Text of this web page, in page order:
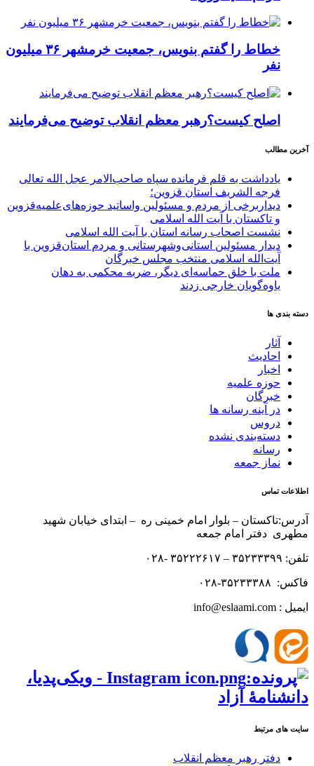
خطاط را گفتم بنویس، جمعیت خرمشهر ۳۶ میلیون
نفر
اصلح کیست؟رهبر معظم انقلاب توضیح می‌فرمایند
آخرین مطالب
یادداشت به قلم فرمانده سپاه صاحب‌الامر عجل الله تعالی
فرجه الشریف استان قزوین؛
دیداربرخی از مردم و مسئولین واساتید حوزه‌های‌علمیه‌قزوین
و تاکستان با آیت الله اسلامی
نشست اصحاب رسانه استان با آیت الله اسلامی
دیدار مسئولین استانی‌وشهرستانی و مردم‌ استان‌قزوین با
آیت‌الله‌ اسلامی منتخب مجلس‌ خبرگان
ملت با خلق حماسه‌ای دیگر، ضربه محکمی به دهان
یاوه‌گویان خارجی زدند
دسته بندی ها
آثار
احادیث
اخبار
حوزه علمیه
خبرگان
در آینه رسانه ها
دروس
دسته‌بندی نشده
رسانه
نماز جمعه
اطلاعات تماس
آدرس:تاکستان – بلوار امام خمینی ره – ابتدای خیابان شهید
مطهری دفتر امام جمعه
تلفن: ۳۵۲۳۳۳۹۹ – ۳۵۲۲۲۶۱۷ -۰۲۸
فاکس: ۳۵۲۳۳۳۸۸-۰۲۸
ایمیل : info@eslaami.com
سایت های مرتبط
دفتر رهبر معظم انقلاب